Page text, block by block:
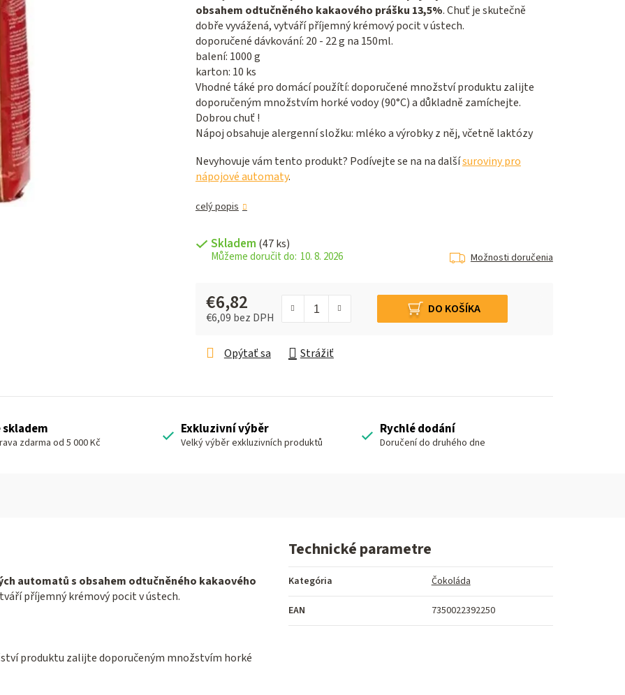
5,0
z 5
hviezdičiek.
obsahem odtučněného kakaového prášku 13,5%. Chuť je skutečně
dobře vyvážená, vytváří příjemný krémový pocit v ústech.
doporučené dávkování: 20 - 22 g na 150ml.
balení: 1000 g
karton: 10 ks
Vhodné táké pro domácí použítí: doporučené množství produktu zalijte
doporučeným množstvím horké vodoy (90°C) a důkladně zamíchejte.
Dobrou chuť !
Nápoj obsahuje alergenní složku: mléko a výrobky z něj, včetně laktózy
Nevyhovuje vám tento produkt? Podívejte se na na dalšísuroviny pro
nápojové automaty.
celý popis
Skladem (47 ks)
10. 8. 2026 Možnosti doručenia
€6,82
€6,09 bez DPH
DO KOŠÍKA
Opýtať sa Strážiť
skladem
zdarma od 5 000 Kč
Exkluzivní výběr
Velký výběr exkluzivních produktů
Rychlé dodání
Doručení do druhého dne
automatů s obsahem odtučněného kakaového
příjemný krémový pocit v ústech.
produktu zalijte doporučeným množstvím horké
Technické parametre
Kategória Čokoláda
EAN 7350022392250